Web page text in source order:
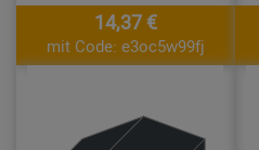
14,37 €
mit Code: e3oc5w99fj